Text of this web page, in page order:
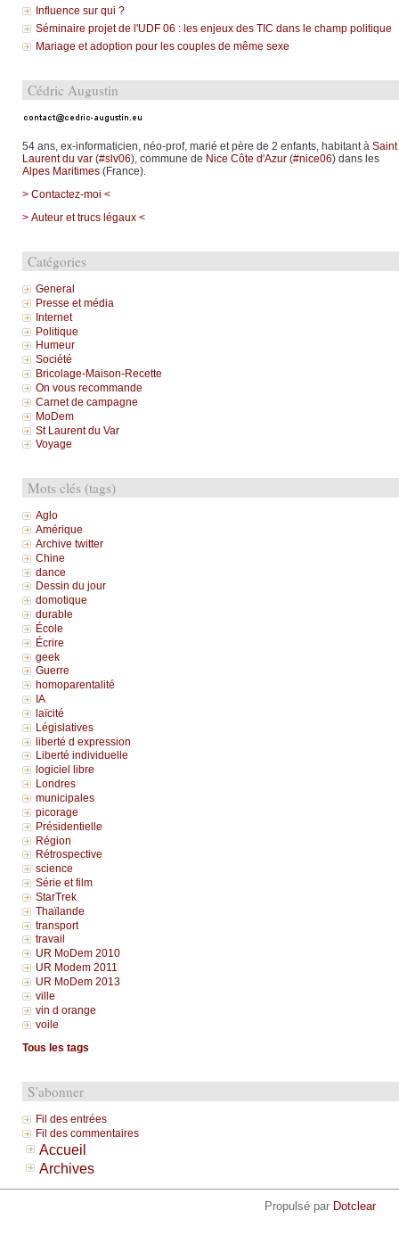
Influence sur qui ?
Séminaire projet de l'UDF 06 : les enjeux des TIC dans le champ politique
Mariage et adoption pour les couples de même sexe
Cédric Augustin
54 ans, ex-informaticien, néo-prof, marié et père de 2 enfants, habitant à Saint
Laurent du var(#slv06), commune de Nice Côte d'Azur(#nice06) dans les
Alpes Maritimes(France).
> Contactez-moi <
> Auteur et trucs légaux <
Catégories
General
Presse et média
Internet
Politique
Humeur
Société
Bricolage-Maison-Recette
On vous recommande
Carnet de campagne
MoDem
St Laurent du Var
Voyage
Mots clés (tags)
Aglo
Amérique
Archive twitter
Chine
dance
Dessin du jour
domotique
durable
École
Écrire
geek
Guerre
homoparentalité
IA
laïcité
Législatives
liberté d expression
Liberté individuelle
logiciel libre
Londres
municipales
picorage
Présidentielle
Région
Rétrospective
science
Série et film
StarTrek
Thaïlande
transport
travail
UR MoDem 2010
UR Modem 2011
UR MoDem 2013
ville
vin d orange
voile
Tous les tags
S'abonner
Fil des entrées
Fil des commentaires
Accueil
Archives
Propulsé par Dotclear